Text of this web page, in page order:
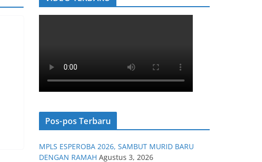
Pos-pos Terbaru
MPLS ESPEROBA 2026, SAMBUT MURID BARU
DENGAN RAMAH Agustus 3, 2026